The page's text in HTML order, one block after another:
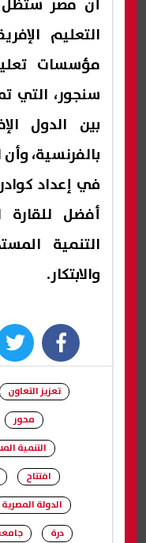
أن مصر
التعليم
مؤسسات
سنجور، التي
بين الدول
بالفرنسية،
في إعداد
أفضل للقارة
التنمية
والابتكار.
facebook
تعزيز التعاون
محور
التنمية
افتتاح
الدولة المصرية
درة